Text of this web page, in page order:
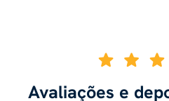
Avaliações e